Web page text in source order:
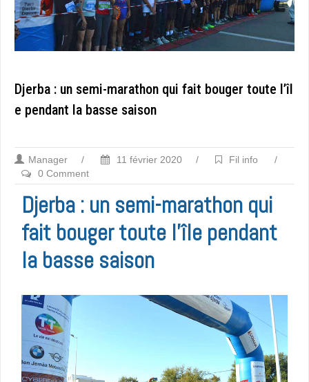
Djerba : un semi-marathon qui fait bouger toute l’îl
e pendant la basse saison
Manager / 11 février 2020 / Fil info
/
0 Comment
Djerba : un semi-marathon qui
fait bouger toute l’île pendant
la basse saison